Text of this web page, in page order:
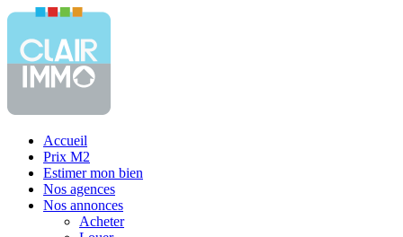
Accueil
Prix M2
Estimer mon bien
Nos agences
Nos annonces
Acheter